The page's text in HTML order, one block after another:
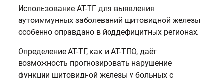
Использование АТ-ТГ для выявления
аутоиммунных заболеваний щитовидной железы
особенно оправдано в йоддефицитных регионах.
Определение АТ-ТГ, как и АТ-ТПО, даёт
возможность прогнозировать нарушение
функции щитовидной железы у больных с